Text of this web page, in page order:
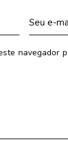
navegador